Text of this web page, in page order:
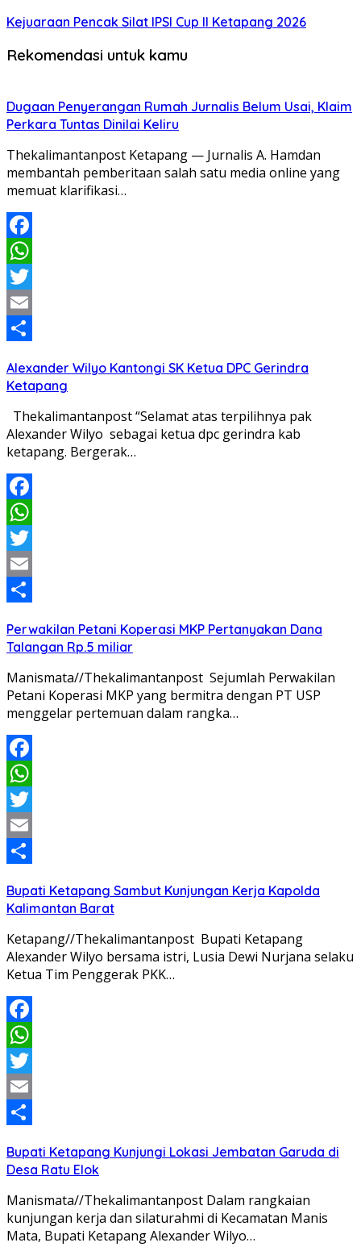
Kejuaraan Pencak Silat IPSI Cup II Ketapang 2026
Rekomendasi untuk kamu
Dugaan Penyerangan Rumah Jurnalis Belum Usai, Klaim
Perkara Tuntas Dinilai Keliru
Thekalimantanpost Ketapang — Jurnalis A. Hamdan
membantah pemberitaan salah satu media online yang
memuat klarifikasi…
Facebook
WhatsApp
Twitter
Email
Alexander Wilyo Kantongi SK Ketua DPC Gerindra
Ketapang
Thekalimantanpost “Selamat atas terpilihnya pak
Alexander Wilyo sebagai ketua dpc gerindra kab
ketapang. Bergerak…
Facebook
WhatsApp
Twitter
Email
Perwakilan Petani Koperasi MKP Pertanyakan Dana
Talangan Rp.5 miliar
Manismata//Thekalimantanpost Sejumlah Perwakilan
Petani Koperasi MKP yang bermitra dengan PT USP
menggelar pertemuan dalam rangka…
Facebook
WhatsApp
Twitter
Email
Bupati Ketapang Sambut Kunjungan Kerja Kapolda
Kalimantan Barat
Ketapang//Thekalimantanpost Bupati Ketapang
Alexander Wilyo bersama istri, Lusia Dewi Nurjana selaku
Ketua Tim Penggerak PKK…
Facebook
WhatsApp
Twitter
Email
Bupati Ketapang Kunjungi Lokasi Jembatan Garuda di
Desa Ratu Elok
Manismata//Thekalimantanpost Dalam rangkaian
kunjungan kerja dan silaturahmi di Kecamatan Manis
Mata, Bupati Ketapang Alexander Wilyo…